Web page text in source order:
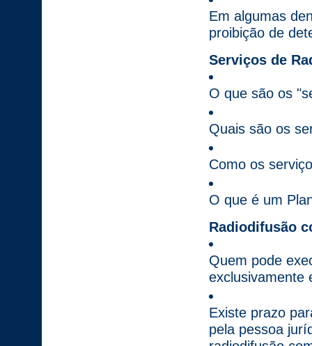
Em algumas
proibição de
Serviços de
O que são os
Quais são os
Como os
O que é um
Radiodifusão
Quem pode
exclusivamente
Existe prazo
pela pessoa